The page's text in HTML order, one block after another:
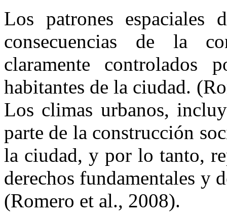
Los patrones espaciales
consecuencias de la
claramente
habitantes de la ciudad.
Los climas urbanos,
parte de la construcción
la ciudad, y por lo tanto,
derechos fundamentales y
(Romero et al., 2008).